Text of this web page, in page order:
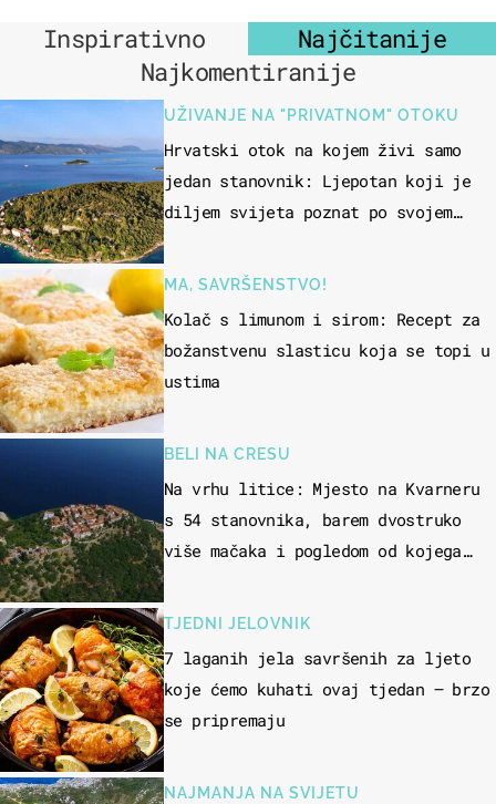
Inspirativno
Najčitanije
Najkomentiranije
UŽIVANJE NA "PRIVATNOM" OTOKU
Hrvatski otok na kojem živi samo
jedan stanovnik: Ljepotan koji je
diljem svijeta poznat po svojem
MA, SAVRŠENSTVO!
Kolač s limunom i sirom: Recept za
božanstvenu slasticu koja se topi u
ustima
BELI NA CRESU
Na vrhu litice: Mjesto na Kvarneru
s 54 stanovnika, barem dvostruko
više mačaka i pogledom od kojega
TJEDNI JELOVNIK
7 laganih jela savršenih za ljeto
koje ćemo kuhati ovaj tjedan – brzo
se pripremaju
NAJMANJA NA SVIJETU